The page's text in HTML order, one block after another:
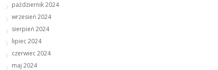
październik 2024
wrzesień 2024
sierpień 2024
lipiec 2024
czerwiec 2024
maj 2024